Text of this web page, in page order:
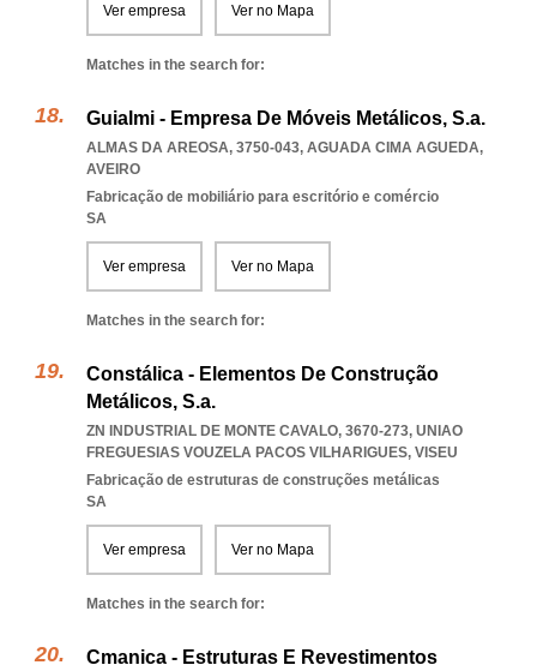
Ver empresa Ver no Mapa
Matches in the search for:
Guialmi - Empresa De Móveis Metálicos, S.a.
ALMAS DA AREOSA, 3750-043, AGUADA CIMA AGUEDA,
AVEIRO
Fabricação de mobiliário para escritório e comércio
SA
Ver empresa Ver no Mapa
Matches in the search for:
Constálica - Elementos De Construção
Metálicos, S.a.
ZN INDUSTRIAL DE MONTE CAVALO, 3670-273, UNIAO
FREGUESIAS VOUZELA PACOS VILHARIGUES, VISEU
Fabricação de estruturas de construções metálicas
SA
Ver empresa Ver no Mapa
Matches in the search for:
Cmanica - Estruturas E Revestimentos